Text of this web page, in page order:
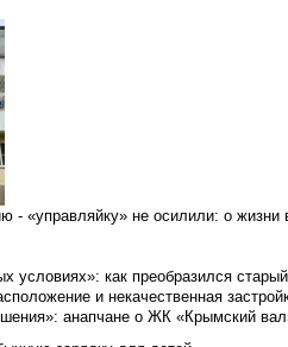
- «управляйку» не осилили: о жизни
условиях»: как преобразился
и некачественная
анапчане о ЖК «Крымский